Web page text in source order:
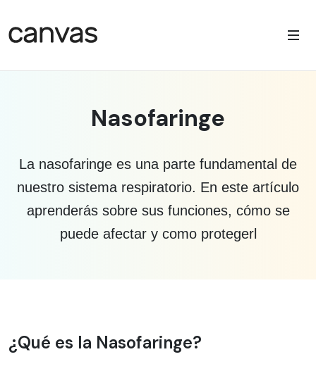
Nasofaringe
La nasofaringe es una parte fundamental de
nuestro sistema respiratorio. En este artículo
aprenderás sobre sus funciones, cómo se
puede afectar y como protegerl
Información médica sobre
¿Qué es la Nasofaringe?